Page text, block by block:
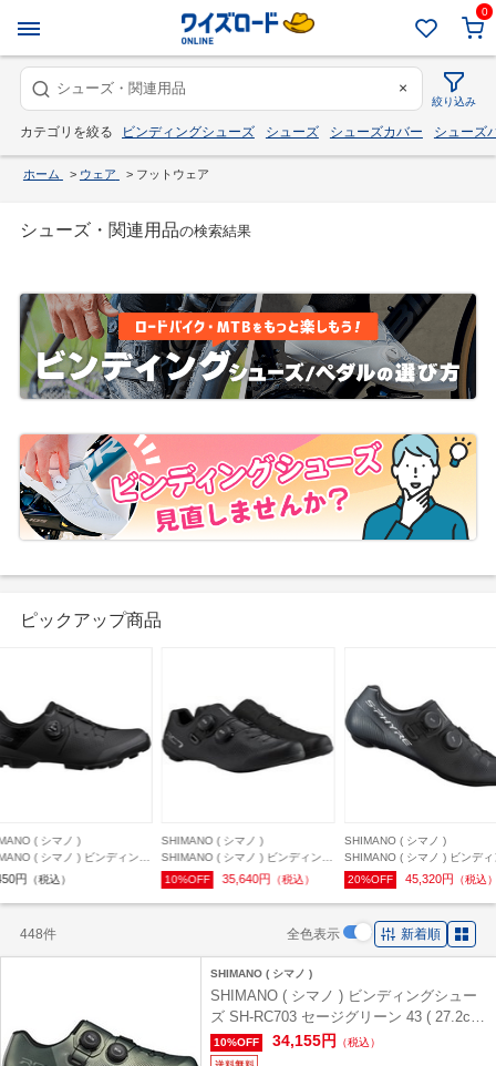
0
×
絞り込み
カテゴリを絞る ビンディングシューズ シューズ シューズカバー シューズ
ホーム > ウェア > フットウェア
シューズ・関連用品の検索結果
ピックアップ商品
( シマノ )
( シマノ ) ビンディング
ズ SH-XC302 ブラック 43 (
円 （税込）
SHIMANO ( シマノ )
SHIMANO ( シマノ ) ビンディング
シューズ SH-RC703 RC7 ブラッ
ク 41 ( 25.8cm )
10%OFF 35,640円 （税込）
SHIMANO ( シマノ )
SHIMANO ( シマノ ) ビンディ
シューズ SH-RC903 【 RC9
PHYRE 】 ブラック 43 (
20%OFF 45,320円 （税込
448件 全色表示 新着順
SHIMANO ( シマノ )
SHIMANO ( シマノ ) ビンディングシュー
ズ SH-RC703 セージグリーン 43 ( 27.2cm
)10%OFF 34,155円 （税込）